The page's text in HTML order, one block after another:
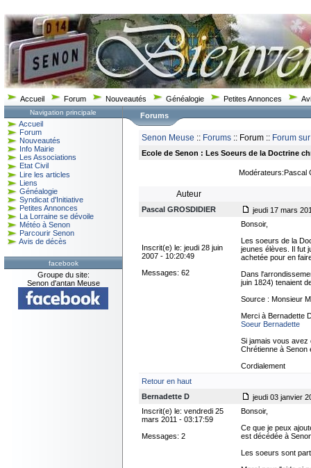
Accueil Forum Nouveautés Généalogie Petites Annonces
Navigation principale
Accueil
Forum
Nouveautés
Info Mairie
Les Associations
Etat Civil
Lire les articles
Liens
Généalogie
Syndicat d'Initiative
Petites Annonces
La Lorraine se dévoile
Météo à Senon
Parcourir Senon
Avis de décès
facebook
Groupe du site:
Senon d'antan Meuse
Forums
Senon Meuse :: Forums :: Forum :: Forum
Ecole de Senon : Les Soeurs de la Doctrine
Modérateurs:Pascal
Auteur
Pascal GROSDIDIER jeudi 17 mars
Inscrit(e) le: jeudi 28 juin
2007 - 10:20:49
Messages: 62
Bonsoir,
Les soeurs de la
jeunes élèves. Il fut
achetée pour en
Dans
juin 1824) tenaient
Source : Monsieur
Merci à Bernadette
Soeur Bernadette
Si jamais vous
Chrétienne à Senon
Cordialement
Retour en haut
Bernadette D
jeudi 03 janvier
Inscrit(e) le: vendredi 25
mars 2011 - 03:17:59
Messages: 2
Bonsoir,
Ce que je peux
est décédée à
Les soeurs sont